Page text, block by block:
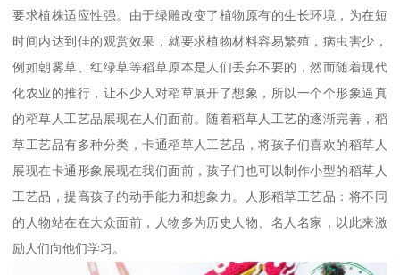
要求植株适应性强。由于绿雕改变了植物原有的生长环境，为在短
时间内达到佳的观赏效果，就要求植物材料容易繁殖，病虫害少，
例如朝雾草、红绿草等稻草原本是人们丢弃不要的，然而随着现代
化农业的推行，让不少人对稻草展开了想象，所以一个个形象逼真
的稻草人工艺品展现在人们面前。随着稻草人工艺的逐渐完善，稻
草工艺品有多种分类，卡通稻草人工艺品，将孩子们喜欢的稻草人
展现在卡通形象展现在我们面前，孩子们也可以制作小型的稻草人
工艺品，提高孩子的动手能力和想象力。人形稻草工艺品：将不同
的人物站在在大众面前，人物多为历史人物、名人名家，以此来激
励人们向他们学习。